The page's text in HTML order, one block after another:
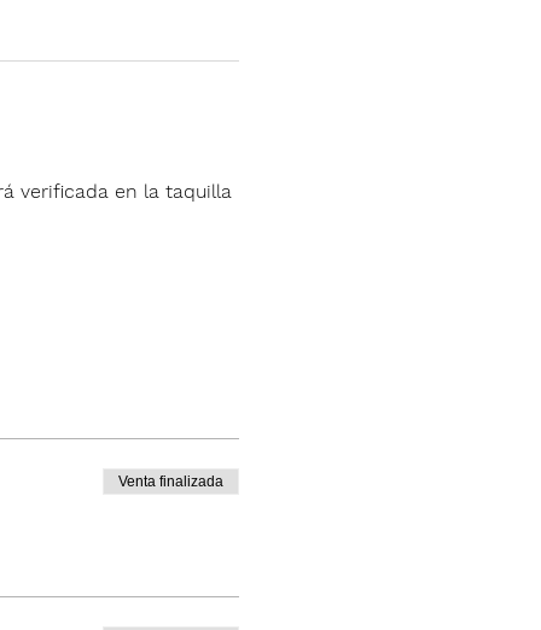
verificada en la taquilla
Venta finalizada